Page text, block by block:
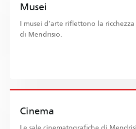
Musei
I musei d’arte riflettono la
di Mendrisio.
Cinema